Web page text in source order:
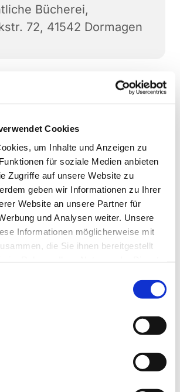
Cookies
um Inhalte und Anzeigen zu
für soziale Medien anbieten
Zugriffe auf unsere Website zu
geben wir Informationen zu Ihrer
Website an unsere Partner für
und Analysen weiter. Unsere
Informationen möglicherweise mit
die Sie ihnen bereitgestellt
Bücherei,
72, 41542 Dormagen
könnte Sie auch